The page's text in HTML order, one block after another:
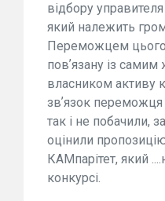
відбору
який належить
Переможцем
повʼязану із
власником активу
звʼязок
так і не побачили,
оцінили
КАМпарітет, який
конкурсі.